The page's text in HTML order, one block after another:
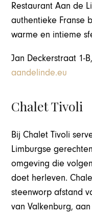
Restaurant Aan de
authentieke Franse
warme en intieme
Jan Deckerstraat 1-
aandelinde.eu
Chalet Tivoli
Bij Chalet Tivoli
Limburgse
omgeving die
doet herleven.
steenworp afstand
van Valkenburg,